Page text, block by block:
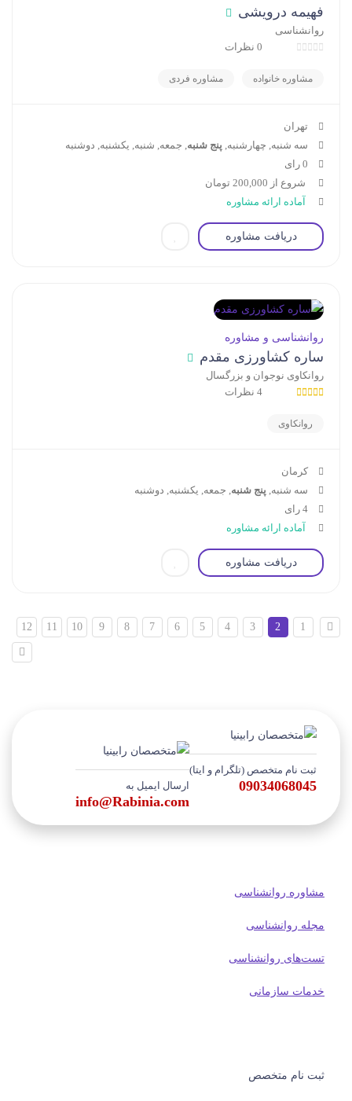
فهیمه درویشی
روانشناسی
0 نظرات
مشاوره خانواده مشاوره فردی
تهران
سه شنبه, چهارشنبه, پنج شنبه , جمعه, شنبه, یکشنبه, دوشنبه
0 رای
شروع از 200,000 تومان
آماده ارائه مشاوره
دریافت مشاوره
روانشناسی و مشاوره
ساره کشاورزی مقدم
روانکاوی نوجوان و بزرگسال
4 نظرات
روانکاوی
کرمان
سه شنبه, پنج شنبه , جمعه, یکشنبه, دوشنبه
4 رای
آماده ارائه مشاوره
دریافت مشاوره
1
2
3
4
5
6
7
8
9
10
11
12
ثبت نام متخصص (تلگرام و ایتا)
09034068045 ارسال ایمیل به
info@Rabinia.com
مشاوره روانشناسی
مجله روانشناسی
تست‌های روانشناسی
خدمات سازمانی
ثبت نام متخصص